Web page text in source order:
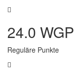
24.0 WGP
Reguläre Punkte